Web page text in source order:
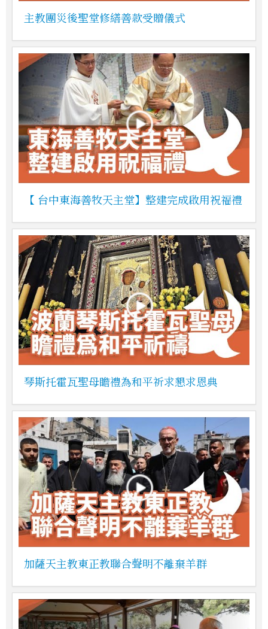
主教團災後聖堂修繕善款受贈儀式
【 台中東海善牧天主堂】整建完成啟用祝福禮
琴斯托霍瓦聖母瞻禮為和平祈求懇求恩典
加薩天主教東正教聯合聲明不離棄羊群